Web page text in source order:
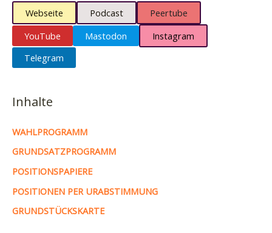
Webseite Podcast
Peertube
YouTube
Mastodon
Instagram
Telegram
Inhalte
WAHLPROGRAMM
GRUNDSATZPROGRAMM
POSITIONSPAPIERE
POSITIONEN PER URABSTIMMUNG
GRUNDSTÜCKSKARTE